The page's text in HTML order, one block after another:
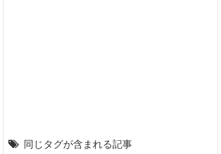
同じタグが含まれる記事